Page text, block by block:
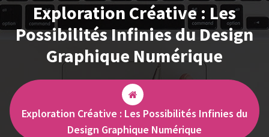
Exploration Créative : Les
Possibilités Infinies du Design
Graphique Numérique
Exploration Créative : Les Possibilités Infinies du
Design Graphique Numérique